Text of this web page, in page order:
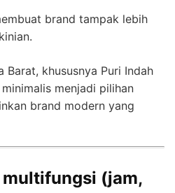
brand tampak lebih
khususnya Puri Indah
menjadi pilihan
brand modern yang
(jam,